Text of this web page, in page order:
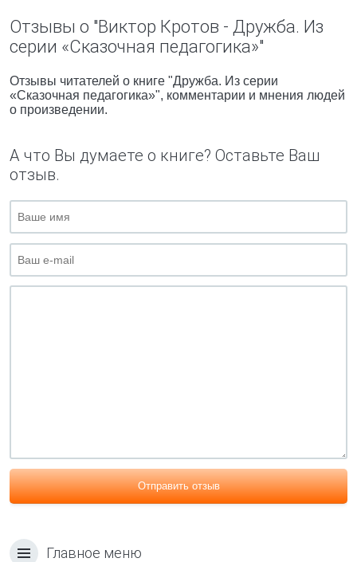
Отзывы о "Виктор Кротов - Дружба. Из
серии «Сказочная педагогика»"
Отзывы читателей о книге "Дружба. Из серии
«Сказочная педагогика»", комментарии и мнения людей
о произведении.
А что Вы думаете о книге? Оставьте Ваш
отзыв.
Отправить отзыв
Главное меню